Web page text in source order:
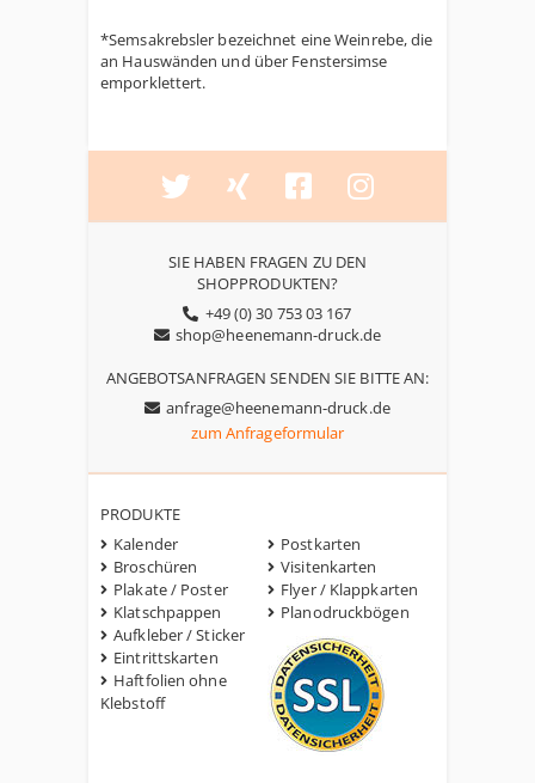
*Semsakrebsler bezeichnet eine Weinrebe, die
an Hauswänden und über Fenstersimse
emporklettert.
SIE HABEN FRAGEN ZU DEN
SHOPPRODUKTEN?
+49 (0) 30 753 03 167
shop@heenemann-druck.de
ANGEBOTSANFRAGEN SENDEN SIE BITTE AN:
anfrage@heenemann-druck.de
zum Anfrageformular
PRODUKTE
Kalender
Broschüren
Plakate / Poster
Klatschpappen
Aufkleber / Sticker
Eintrittskarten
Haftfolien ohne
Klebstoff
Postkarten
Visitenkarten
Flyer / Klappkarten
Planodruckbögen